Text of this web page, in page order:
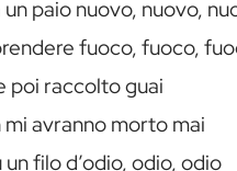
paio nuovo, nuovo,
fuoco, fuoco,
poi raccolto guai
mi avranno morto mai
filo d’odio, odio, odio